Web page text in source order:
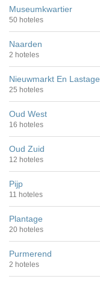
Museumkwartier
50 hoteles
Naarden
2 hoteles
Nieuwmarkt En Lastage
25 hoteles
Oud West
16 hoteles
Oud Zuid
12 hoteles
Pijp
11 hoteles
Plantage
20 hoteles
Purmerend
2 hoteles